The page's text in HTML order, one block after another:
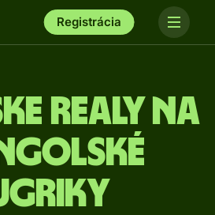
Registrácia
realy na